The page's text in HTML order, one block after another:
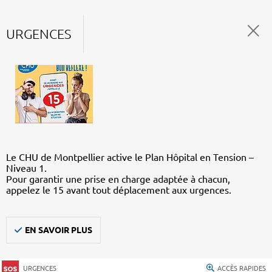
URGENCES
Le CHU de Montpellier active le Plan Hôpital en Tension –
Niveau 1.
Pour garantir une prise en charge adaptée à chacun,
appelez le 15 avant tout déplacement aux urgences.
EN SAVOIR PLUS
URGENCES ACCÈS RAPIDES